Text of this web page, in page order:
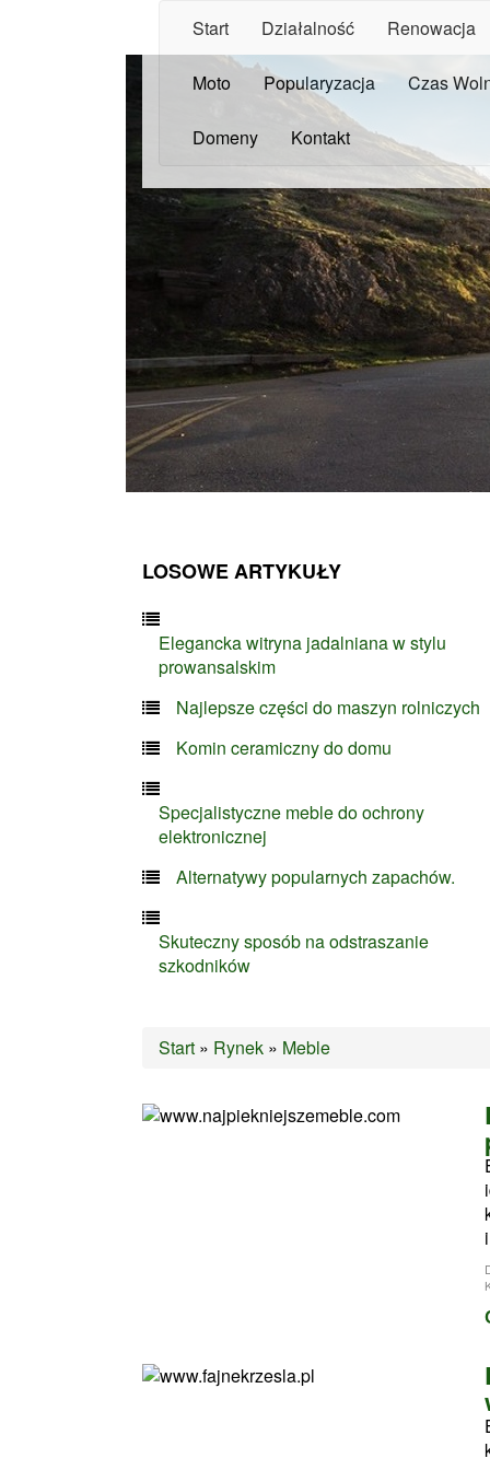
Start Działalność Renowacja
Moto Popularyzacja Czas
Domeny Kontakt
LOSOWE ARTYKUŁY
Elegancka witryna jadalniana w stylu
prowansalskim
Najlepsze części do maszyn rolniczych
Komin ceramiczny do domu
Specjalistyczne meble do ochrony
elektronicznej
Alternatywy popularnych zapachów.
Skuteczny sposób na odstraszanie
szkodników
Start » Rynek » Meble